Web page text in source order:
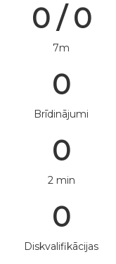
0 / 0
7m
0
Brīdinājumi
0
2 min
0
Diskvalifikācijas